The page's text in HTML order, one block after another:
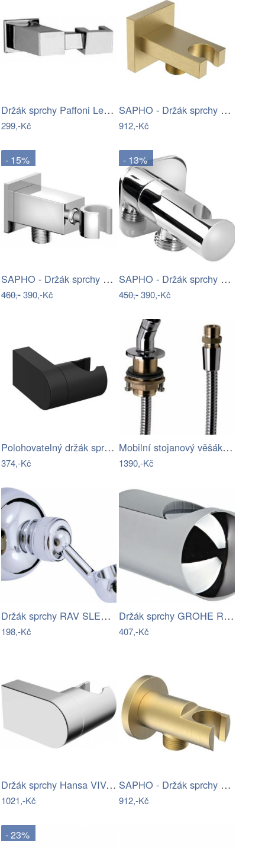
Držák sprchy Paffoni Level chrom ZSUP025
299,-Kč
SAPHO - Držák sprchy hranatý, pevný, s…
912,-Kč
- 15%
SAPHO - Držák sprchy hranatý, otočný s…
460,-390,-Kč
- 13%
SAPHO - Držák sprchy kulatý, pevný, s…
450,-390,-Kč
Polohovatelný držák sprchy Ravak černý…
374,-Kč
Mobilní stojanový věšák LINEA 92…
1390,-Kč
Držák sprchy RAV SLEZÁK otočný chrom…
198,-Kč
Držák sprchy GROHE Relexa Plus chrom…
407,-Kč
Držák sprchy Hansa VIVA otočný chrom…
1021,-Kč
SAPHO - Držák sprchy kulatý, pevný, s…
912,-Kč
- 23%